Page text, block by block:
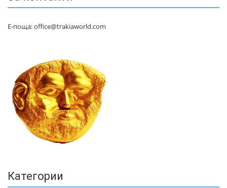
Е-поща: office@trakiaworld.com
Категории